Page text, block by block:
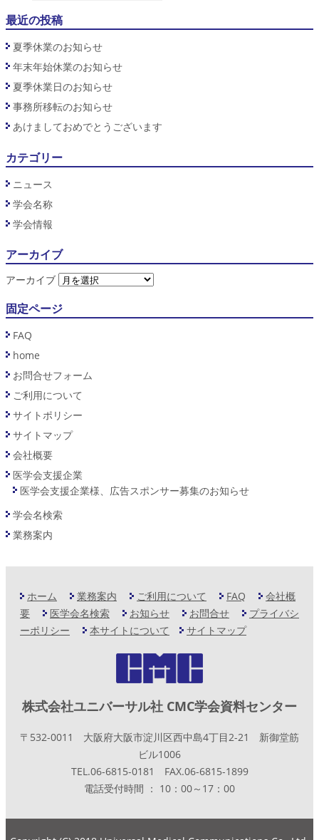
最近の投稿
夏季休業のお知らせ
年末年始休業のお知らせ
夏季休業日のお知らせ
事務所移転のお知らせ
あけましておめでとうございます
カテゴリー
ニュース
学会名称
学会情報
アーカイブ
アーカイブ
固定ページ
FAQ
home
お問合せフォーム
ご利用について
サイトポリシー
サイトマップ
会社概要
医学会支援企業
医学会支援企業様、広告スポンサー募集のお知らせ
学会名検索
業務案内
ホーム 業務案内 ご利用について FAQ
会社概
要
医学会名検索 お知らせ お問合せ
プライバシ
ーポリシー
本サイトについて サイトマップ
株式会社ユニバーサル社 CMC学会資料センター
〒532-0011 大阪府大阪市淀川区西中島4丁目2-21 新御堂筋
ビル1006
TEL.06-6815-0181 FAX.06-6815-1899
電話受付時間 ： 10：00～17：00